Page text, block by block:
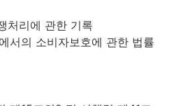
리에 관한 기록
서의 소비자보호에 관한 법률